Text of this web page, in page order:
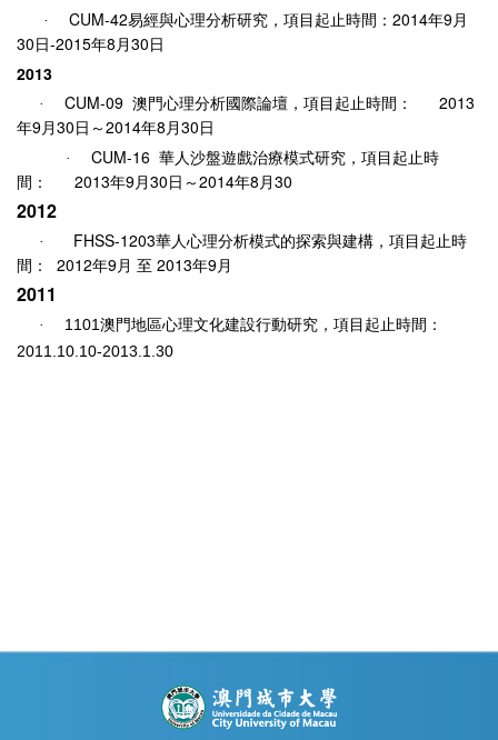
· CUM-42易經與心理分析研究 ， 項目起止時間： 2014年9月
30 日 -2015年8 月 30 日
2013
· CUM-09 澳門心理分析國際論壇 ， 項目起止時間： 2013
年9月 30 日～ 2014年8 月 30 日
·
CUM-16 華人沙盤遊戲治療模式研究 ， 項目起止時
間：
2013年9月 30 日～ 2014年8 月 30
2012
· FHSS-1203華人心理分析模式的探索與建構 ， 項目起止時
間：
2012年9月 至 2013年9月
2011
· 1101 澳門地區心理文化建設行動研究，項目起止時間：
2011.10.10-2013.1.30